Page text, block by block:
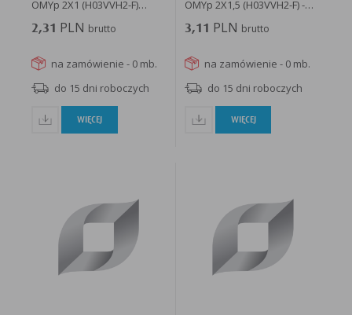
OMYp 2X1 (H03VVH2-F)
czarny...
2,31 PLN brutto
na zamówienie - 0 mb.
do 15 dni roboczych
WIĘCEJ
OMYp 2X1,5 (H03VVH2-F) -
OMYP...
3,11 PLN brutto
na zamówienie - 0 mb.
do 15 dni roboczych
WIĘCEJ